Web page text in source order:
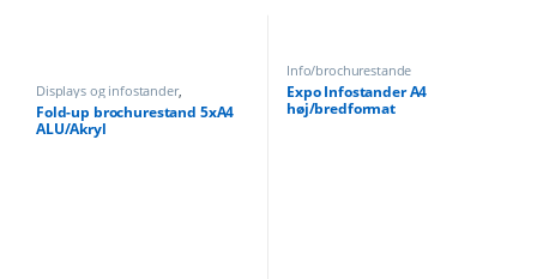
Displays og infostander,
Info/brochurestande Messediske
messeborde,Messeudstyr
Fold-up brochurestand 5xA4
ALU/Akryl
Info/brochurestande
Expo Infostander A4
høj/bredformat